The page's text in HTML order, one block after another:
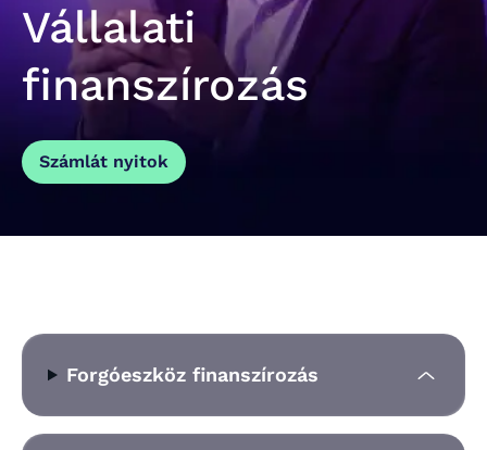
Netbank App letöltése
Vállalati
finanszírozás
Számlát nyitok
Forgóeszköz finanszírozás